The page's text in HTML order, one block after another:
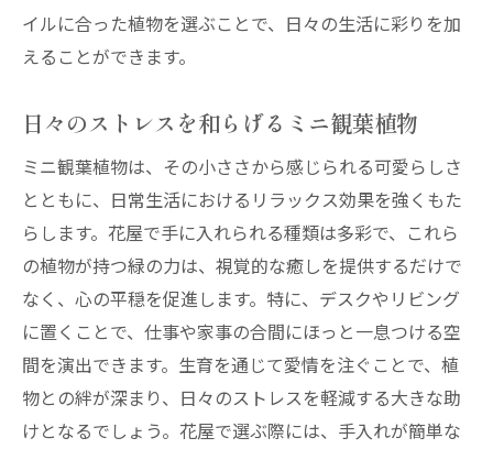
花屋を通じて広がる植物の輪
コミュニティイベントでの交流
ワークショップで学ぶ新たな技術
花屋と共に成長するグリーンスペース
地域社会への貢献とエコ活動
イルに合った植物を選ぶことで、日々の生活に彩りを加
えることができます。
日々のストレスを和らげるミニ観葉植物
ミニ観葉植物は、その小ささから感じられる可愛らしさ
とともに、日常生活におけるリラックス効果を強くもた
らします。花屋で手に入れられる種類は多彩で、これら
の植物が持つ緑の力は、視覚的な癒しを提供するだけで
なく、心の平穏を促進します。特に、デスクやリビング
に置くことで、仕事や家事の合間にほっと一息つける空
間を演出できます。生育を通じて愛情を注ぐことで、植
物との絆が深まり、日々のストレスを軽減する大きな助
けとなるでしょう。花屋で選ぶ際には、手入れが簡単な